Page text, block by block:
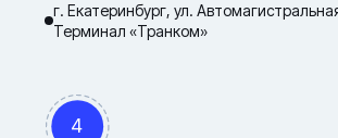
г. Екатеринбург, ул.
Терминал «Транком»
4